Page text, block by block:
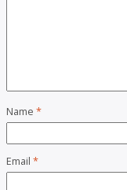
Name *
Email *